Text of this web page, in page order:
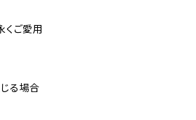
くご愛用
る場合